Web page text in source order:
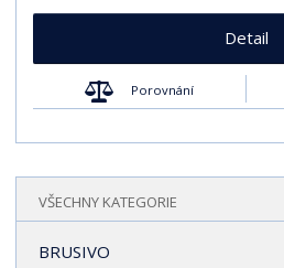
Detail
Porovnání
VŠECHNY KATEGORIE
BRUSIVO